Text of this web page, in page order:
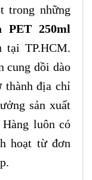
trong những
PET 250ml
tại TP.HCM.
cung dồi dào
thành địa chỉ
sản xuất
luôn có
hoạt từ đơn